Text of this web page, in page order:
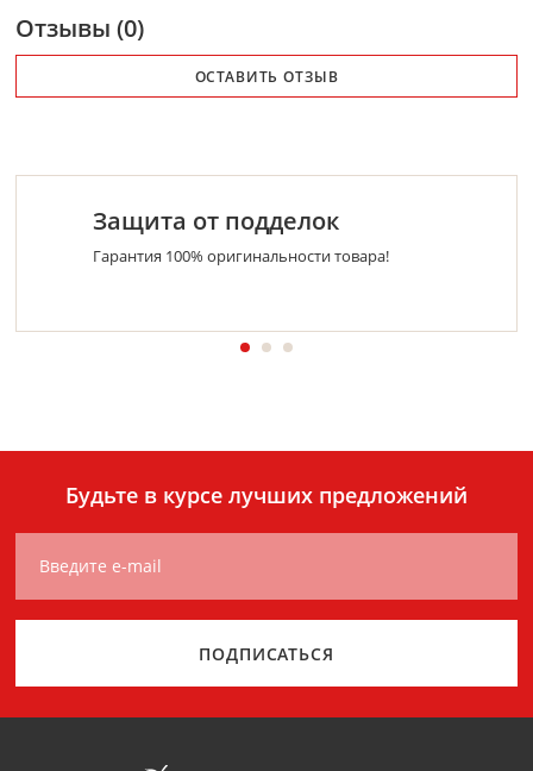
Отзывы (0)
ОСТАВИТЬ ОТЗЫВ
Защита от подделок
Гарантия 100% оригинальности товара!
Будьте в курсе лучших предложений
Введите e-mail
ПОДПИСАТЬСЯ